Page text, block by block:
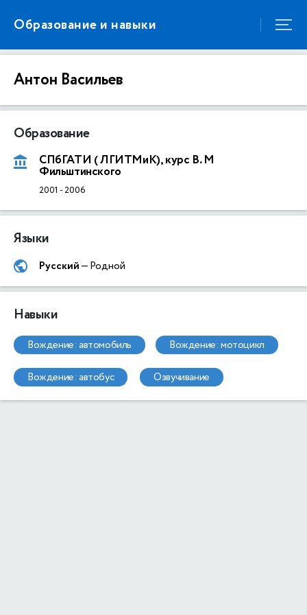
Образование и навыки
Антон Васильев
Образование
СПбГАТИ ( ЛГИТМиК), курс В. М
Фильштинского
2001 -2006
Языки
Русский— Родной
Навыки
вождение: автомобиль вождение: мотоцикл
вождение: автобус озвучивание